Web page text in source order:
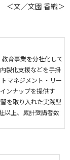
＜文／文園 香織＞
育事業を分社化して
製化支援などを手掛
マネジメント・リー
ンナップを提供す
を取り入れた実践型
以上、累計受講者数